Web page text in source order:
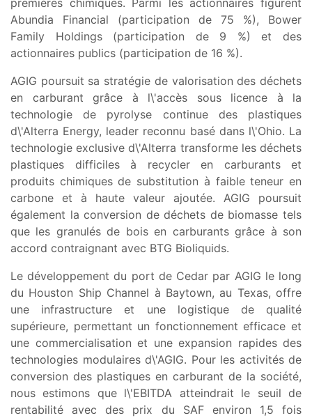
Abundia Financial (participation de 75 %), Bower
Family Holdings (participation de 9 %) et des
actionnaires publics (participation de 16 %).
AGIG poursuit sa stratégie de valorisation des déchets
en carburant grâce à l\'accès sous licence à la
technologie de pyrolyse continue des plastiques
d\'Alterra Energy, leader reconnu basé dans l\'Ohio. La
technologie exclusive d\'Alterra transforme les déchets
plastiques difficiles à recycler en carburants et
produits chimiques de substitution à faible teneur en
carbone et à haute valeur ajoutée. AGIG poursuit
également la conversion de déchets de biomasse tels
que les granulés de bois en carburants grâce à son
accord contraignant avec BTG Bioliquids.
Le développement du port de Cedar par AGIG le long
du Houston Ship Channel à Baytown, au Texas, offre
une infrastructure et une logistique de qualité
supérieure, permettant un fonctionnement efficace et
une commercialisation et une expansion rapides des
technologies modulaires d\'AGIG. Pour les activités de
conversion des plastiques en carburant de la société,
nous estimons que l\'EBITDA atteindrait le seuil de
rentabilité avec des prix du SAF environ 1,5 fois